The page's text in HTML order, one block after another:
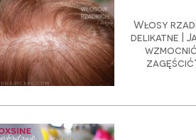
Włosy
delikatne |